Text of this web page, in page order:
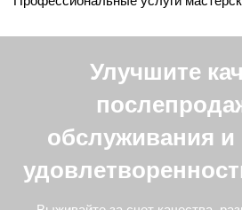
Улучшите
обслуживания